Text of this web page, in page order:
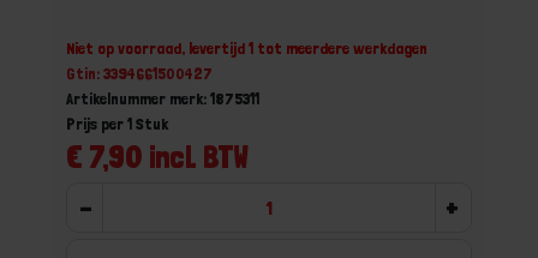
Niet op voorraad, levertijd 1 tot meerdere werkdagen
Gtin: 3394661500427
Artikelnummer merk: 1875311
€ 7,90 incl. BTW
Prijs per 1 Stuk
- +